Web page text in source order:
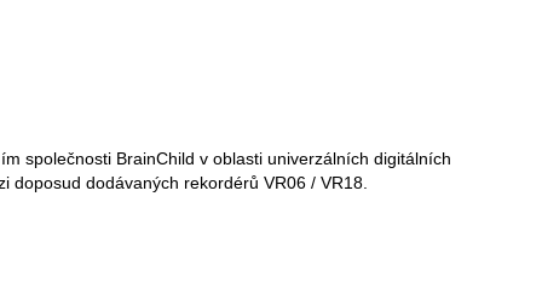
společnosti BrainChild v oblasti univerzálních digitálních
doposud dodávaných rekordérů VR06 / VR18.